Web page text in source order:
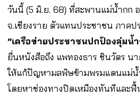
วันนี้ (5 มิ.ย. 68) ที่สะพานแม่น้ำกก อ
จ.เชียงราย ตัวแทนประชาชน ภาคป
“เครือข่ายประชาชนปกป้องลุ่มน้
ยื่นหนังสือถึง แพทองธาร ชินวัตร นา
ให้แก้ปัญหามลพิษข้ามพรมแดนแม่น้
โดยหาช่องทางปิดเหมืองทันทีและ